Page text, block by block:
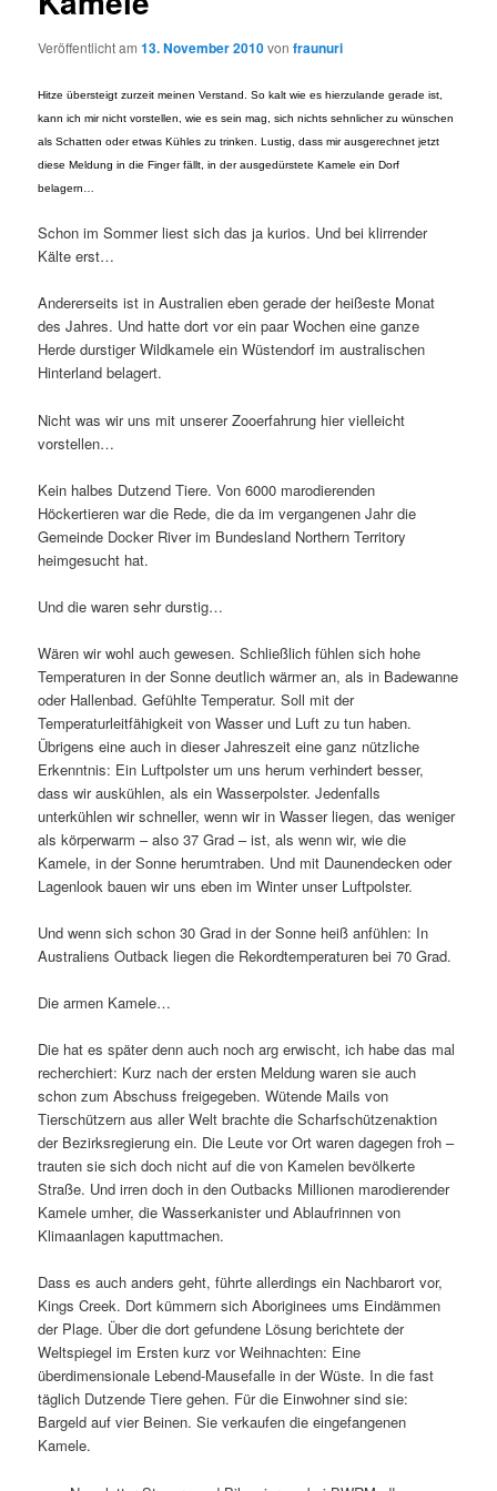
Veröffentlicht am13. November 2010vonfraunuri
Hitze übersteigt zurzeit meinen Verstand. So kalt wie es hierzulande gerade ist,
kann ich mir nicht vorstellen, wie es sein mag, sich nichts sehnlicher zu wünschen
als Schatten oder etwas Kühles zu trinken. Lustig, dass mir ausgerechnet jetzt
diese Meldung in die Finger fällt, in der ausgedürstete Kamele ein Dorf
belagern…
Schon im Sommer liest sich das ja kurios. Und bei klirrender
Kälte erst…
Andererseits ist in Australien eben gerade der heißeste Monat
des Jahres. Und hatte dort vor ein paar Wochen eine ganze
Herde durstiger Wildkamele ein Wüstendorf im australischen
Hinterland belagert.
Nicht was wir uns mit unserer Zooerfahrung hier vielleicht
vorstellen…
Kein halbes Dutzend Tiere. Von 6000 marodierenden
Höckertieren war die Rede, die da im vergangenen Jahr die
Gemeinde Docker River im Bundesland Northern Territory
heimgesucht hat.
Und die waren sehr durstig…
Wären wir wohl auch gewesen. Schließlich fühlen sich hohe
Temperaturen in der Sonne deutlich wärmer an, als in Badewanne
oder Hallenbad. Gefühlte Temperatur. Soll mit der
Temperaturleitfähigkeit von Wasser und Luft zu tun haben.
Übrigens eine auch in dieser Jahreszeit eine ganz nützliche
Erkenntnis: Ein Luftpolster um uns herum verhindert besser,
dass wir auskühlen, als ein Wasserpolster. Jedenfalls
unterkühlen wir schneller, wenn wir in Wasser liegen, das weniger
als körperwarm – also 37 Grad – ist, als wenn wir, wie die
Kamele, in der Sonne herumtraben. Und mit Daunendecken oder
Lagenlook bauen wir uns eben im Winter unser Luftpolster.
Und wenn sich schon 30 Grad in der Sonne heiß anfühlen: In
Australiens Outback liegen die Rekordtemperaturen bei 70 Grad.
Die armen Kamele…
Die hat es später denn auch noch arg erwischt, ich habe das mal
recherchiert: Kurz nach der ersten Meldung waren sie auch
schon zum Abschuss freigegeben. Wütende Mails von
Tierschützern aus aller Welt brachte die Scharfschützenaktion
der Bezirksregierung ein. Die Leute vor Ort waren dagegen froh –
trauten sie sich doch nicht auf die von Kamelen bevölkerte
Straße. Und irren doch in den Outbacks Millionen marodierender
Kamele umher, die Wasserkanister und Ablaufrinnen von
Klimaanlagen kaputtmachen.
Dass es auch anders geht, führte allerdings ein Nachbarort vor,
Kings Creek. Dort kümmern sich Aboriginees ums Eindämmen
der Plage. Über die dort gefundene Lösung berichtete der
Weltspiegel im Ersten kurz vor Weihnachten: Eine
überdimensionale Lebend-Mausefalle in der Wüste. In die fast
täglich Dutzende Tiere gehen. Für die Einwohner sind sie:
Bargeld auf vier Beinen. Sie verkaufen die eingefangenen
Kamele.